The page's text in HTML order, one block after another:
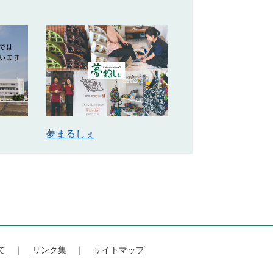
夢まるしぇ
リンク集 サイトマップ